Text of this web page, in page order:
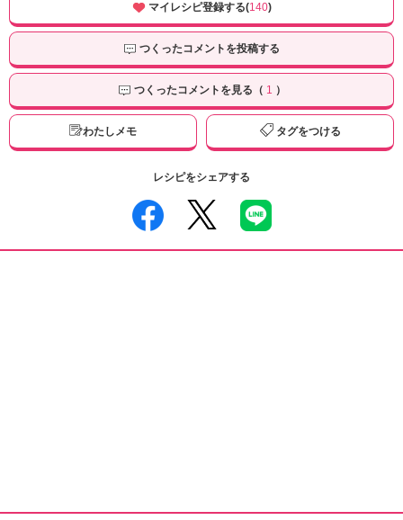
マイレシピ登録する(140)
つくったコメントを投稿する
つくったコメントを見る（ 1 ）
わたしメモ タグをつける
レシピをシェアする